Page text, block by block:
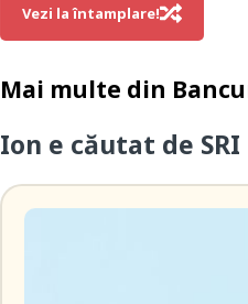
Vezi la întamplare!
Mai multe din
Ion e căutat de SRI